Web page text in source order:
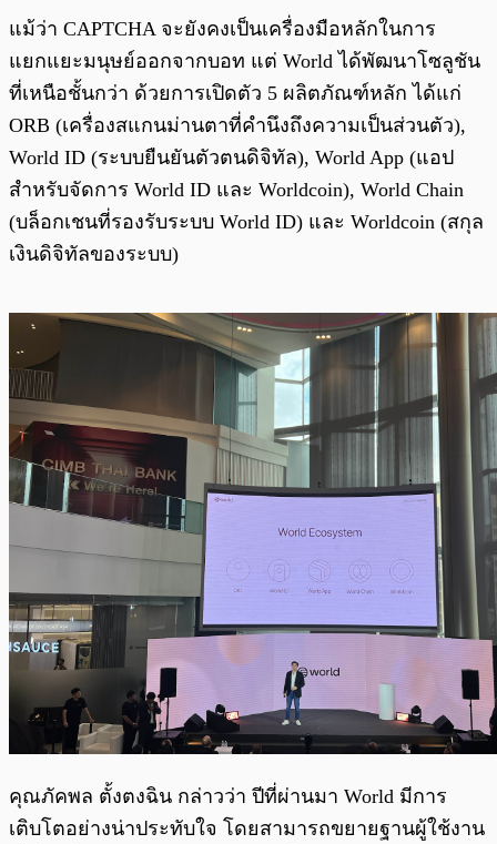
แม้ว่า CAPTCHA จะยังคงเป็นเครื่องมือหลักในการ
แยกแยะมนุษย์ออกจากบอท แต่ World ได้พัฒนาโซลูชัน
ที่เหนือชั้นกว่า ด้วยการเปิดตัว 5 ผลิตภัณฑ์หลัก ได้แก่
ORB (เครื่องสแกนม่านตาที่คำนึงถึงความเป็นส่วนตัว),
World ID (ระบบยืนยันตัวตนดิจิทัล), World App (แอป
สำหรับจัดการ World ID และ Worldcoin), World Chain
(บล็อกเชนที่รองรับระบบ World ID) และ Worldcoin (สกุล
เงินดิจิทัลของระบบ)
คุณภัคพล ตั้งตงฉิน กล่าวว่า ปีที่ผ่านมา World มีการ
เติบโตอย่างน่าประทับใจ โดยสามารถขยายฐานผู้ใช้งาน